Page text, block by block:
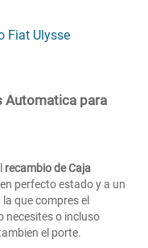
Fiat Ulysse
Automatica para
recambio de Caja
perfecto estado y a un
que compres el
necesites o incluso
el porte.